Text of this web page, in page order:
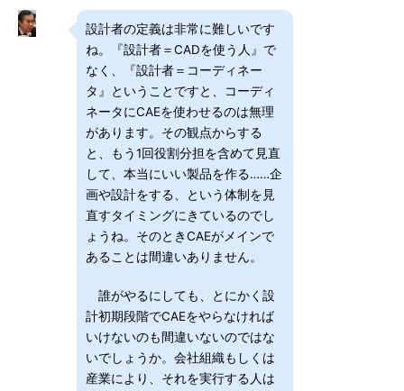
設計者の定義は非常に難しいです
ね。『設計者＝CADを使う人』で
なく、『設計者＝コーディネー
タ』ということですと、コーディ
ネータにCAEを使わせるのは無理
があります。その観点からする
と、もう1回役割分担を含めて見直
して、本当にいい製品を作る……企
画や設計をする、という体制を見
直すタイミングにきているのでし
ょうね。そのときCAEがメインで
あることは間違いありません。
誰がやるにしても、とにかく設
計初期段階でCAEをやらなければ
いけないのも間違いないのではな
いでしょうか。会社組織もしくは
産業により、それを実行する人は